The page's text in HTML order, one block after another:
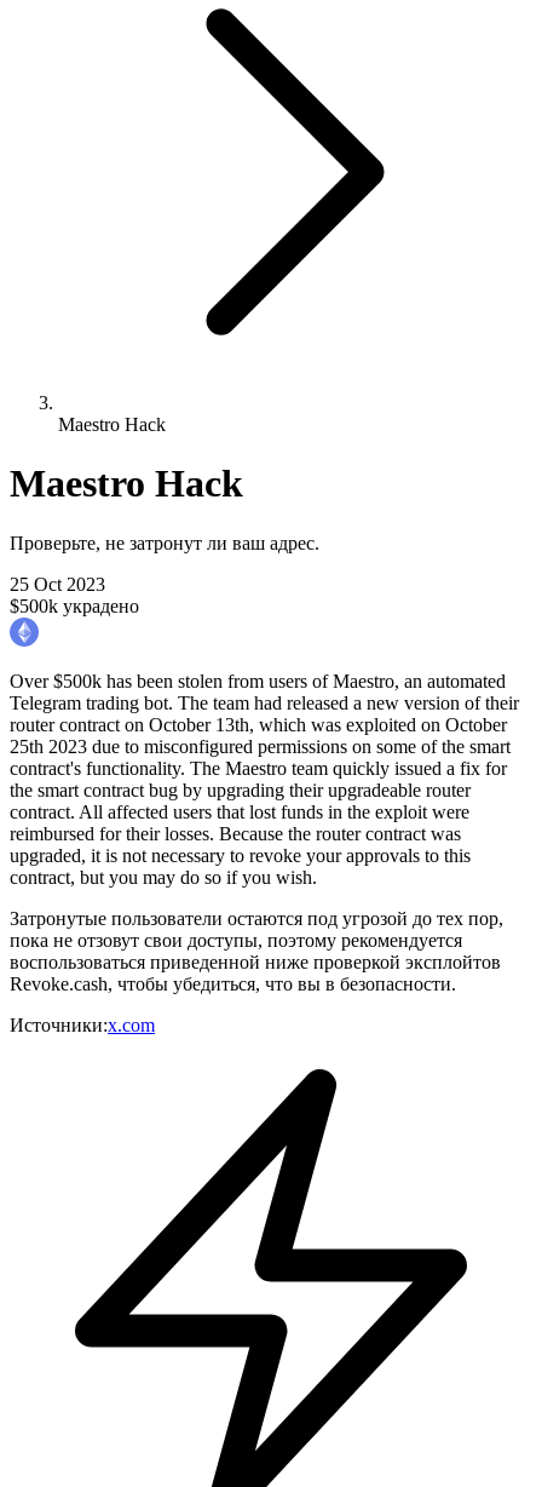
Maestro Hack
Maestro Hack
Проверьте, не затронут ли ваш адрес.
25 Oct 2023
$500k украдено
Over $500k has been stolen from users of Maestro, an automated
Telegram trading bot. The team had released a new version of their
router contract on October 13th, which was exploited on October
25th 2023 due to misconfigured permissions on some of the smart
contract's functionality. The Maestro team quickly issued a fix for
the smart contract bug by upgrading their upgradeable router
contract. All affected users that lost funds in the exploit were
reimbursed for their losses. Because the router contract was
upgraded, it is not necessary to revoke your approvals to this
contract, but you may do so if you wish.
Затронутые пользователи остаются под угрозой до тех пор,
пока не отзовут свои доступы, поэтому рекомендуется
воспользоваться приведенной ниже проверкой эксплойтов
Revoke.cash, чтобы убедиться, что вы в безопасности.
Источники:x.com